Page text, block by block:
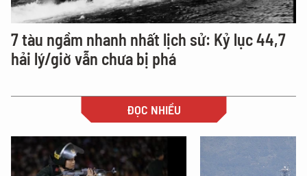
7 tàu ngầm nhanh nhất lịch sử: Kỷ lục 44,7
hải lý/giờ vẫn chưa bị phá
ĐỌC NHIỀU